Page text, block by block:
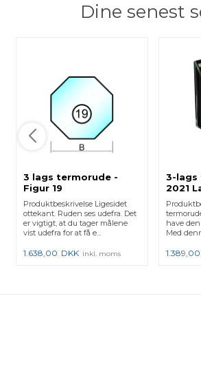
Dine senest
3 lags termorude -
Figur 19
Produktbeskrivelse Ligesidet
ottekant. Ruden ses udefra. Det
er vigtigt, at du tager målene
vist udefra for at få e...
1.638,00 DKK inkl. moms
3-lags
2021
have
Med
1.389,00